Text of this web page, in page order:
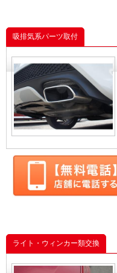
吸排気系パーツ取付
ライト・ウィンカー類交換